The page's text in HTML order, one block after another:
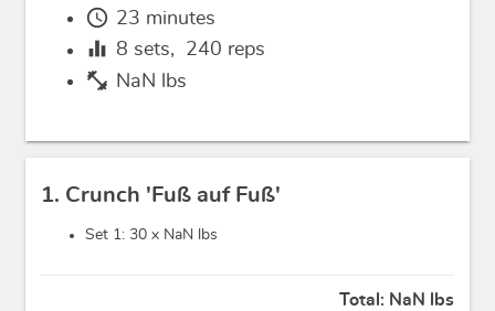
schedule 23 minutes
equalizer 8 sets, 240 reps
fitness_center NaN lbs
1. Crunch 'Fuß auf Fuß'
Set 1: 30 x NaN lbs
Total: NaN lbs